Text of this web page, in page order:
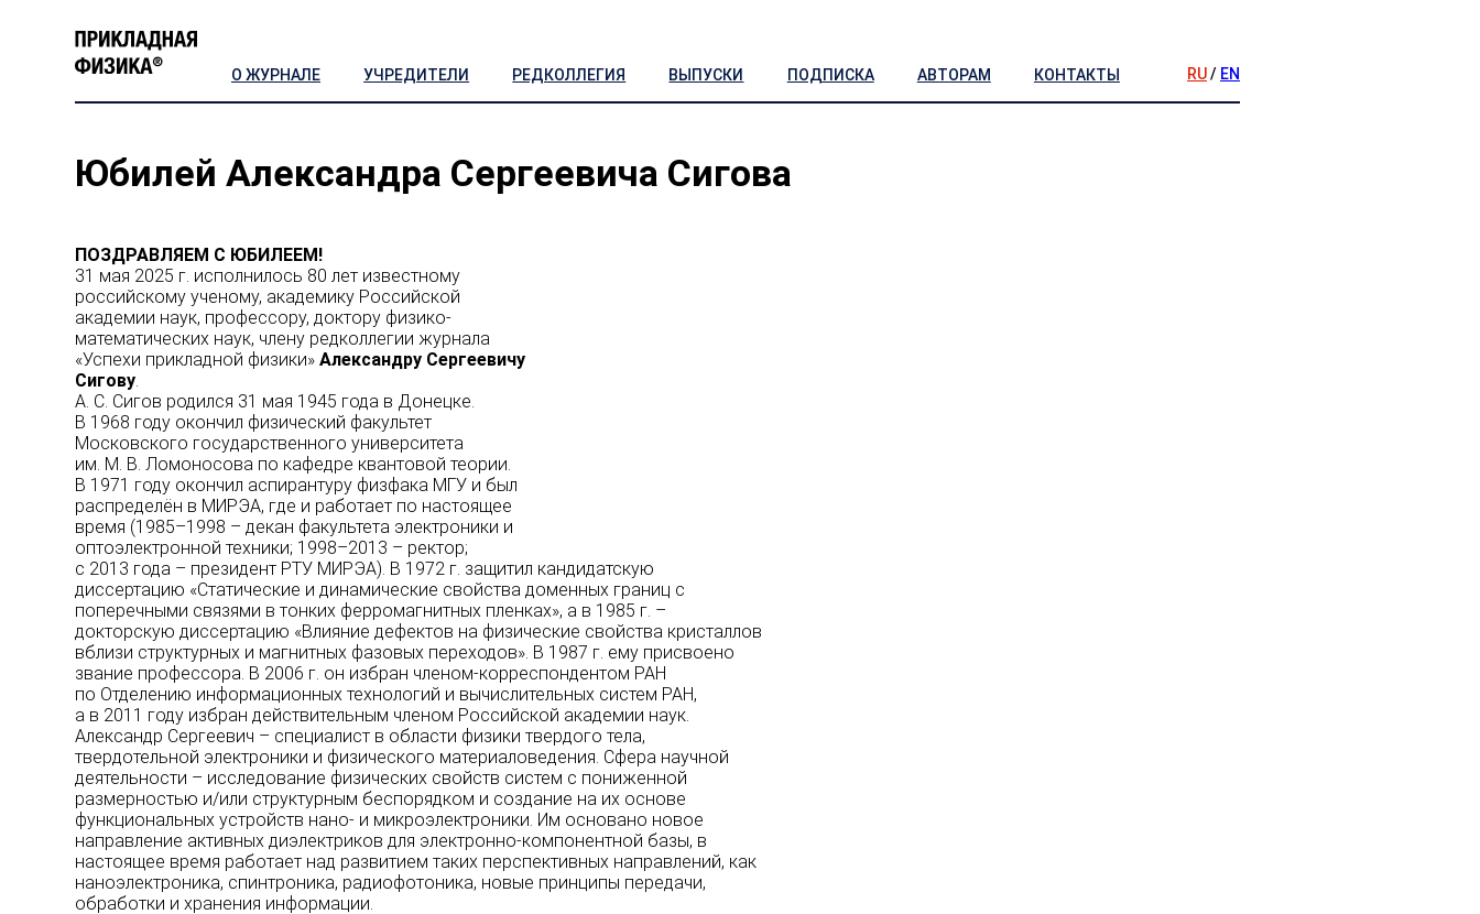
О ЖУРНАЛЕ УЧРЕДИТЕЛИ РЕДКОЛЛЕГИЯ ВЫПУСКИ ПОДПИСКА АВТОРАМ КОНТАКТЫ RU/ EN
Юбилей Александра Сергеевича Сигова
ПОЗДРАВЛЯЕМ С ЮБИЛЕЕМ!
31 мая 2025 г. исполнилось 80 лет известному
российскому ученому, академику Российской
академии наук, профессору, доктору физико-
математических наук, члену редколлегии журнала
«Успехи прикладной физики» Александру Сергеевичу
Сигову
А. С. Сигов родился 31 мая 1945 года в Донецке.
В 1968 году окончил физический факультет
Московского государственного университета
им. М. В. Ломоносова по кафедре квантовой теории.
В 1971 году окончил аспирантуру физфака МГУ и был
распределён в МИРЭА, где и работает по настоящее
время (1985–1998 – декан факультета электроники и
оптоэлектронной техники; 1998–2013 – ректор;
с 2013 года – президент РТУ МИРЭА). В 1972 г. защитил кандидатскую
диссертацию «Статические и динамические свойства доменных границ с
поперечными связями в тонких ферромагнитных пленках», а в 1985 г. –
докторскую диссертацию «Влияние дефектов на физические свойства кристаллов
вблизи структурных и магнитных фазовых переходов». В 1987 г. ему присвоено
звание профессора. В 2006 г. он избран членом-корреспондентом РАН
по Отделению информационных технологий и вычислительных систем РАН,
а в 2011 году избран действительным членом Российской академии наук.
Александр Сергеевич – специалист в области физики твердого тела,
твердотельной электроники и физического материаловедения. Сфера научной
деятельности – исследование физических свойств систем с пониженной
размерностью и/или структурным беспорядком и создание на их основе
функциональных устройств нано- и микроэлектроники. Им основано новое
направление активных диэлектриков для электронно-компонентной базы, в
настоящее время работает над развитием таких перспективных направлений, как
наноэлектроника, спинтроника, радиофотоника, новые принципы передачи,
обработки и хранения информации.